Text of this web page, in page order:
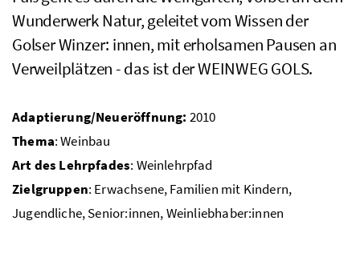
Wunderwerk Natur, geleitet vom Wissen der
Golser Winzer: innen, mit erholsamen Pausen an
Verweilplätzen - das ist der WEINWEG GOLS.
Adaptierung/Neueröffnung: 2010
Thema: Weinbau
Art des Lehrpfades: Weinlehrpfad
Zielgruppen: Erwachsene, Familien mit Kindern,
Jugendliche, Senior:innen, Weinliebhaber:innen